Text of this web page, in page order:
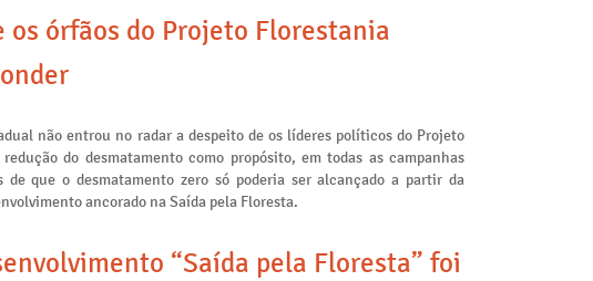
os órfãos do Projeto Florestania
não entrou no radar a despeito de os líderes políticos do Projeto
do desmatamento como propósito, em todas as campanhas
de que o desmatamento zero só poderia ser alcançado a partir da
ancorado na Saída pela Floresta.
“Saída pela Floresta” foi